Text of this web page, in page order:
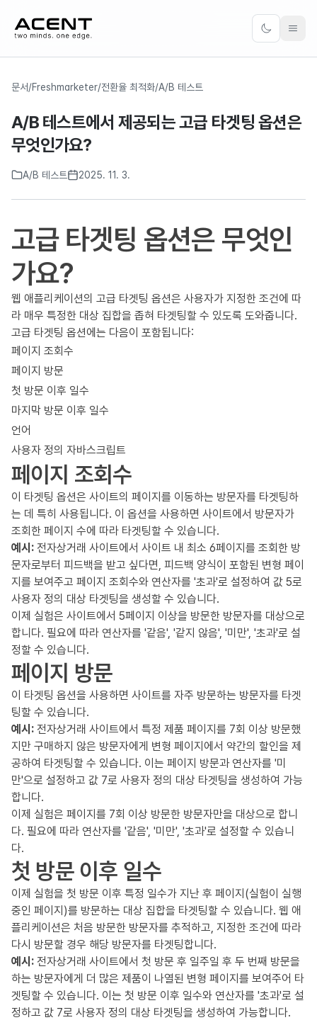
ACENT
Toggle
문서/Freshmarketer/전환율 최적화/A/B 테스트
A/B 테스트에서 제공되는 고급 타겟팅 옵션은
무엇인가요?
A/B 테스트 2025. 11. 3.
고급 타겟팅 옵션은 무엇인
가요?
웹 애플리케이션의 고급 타겟팅 옵션은 사용자가 지정한 조건에 따
라 매우 특정한 대상 집합을 좁혀 타겟팅할 수 있도록 도와줍니다.
고급 타겟팅 옵션에는 다음이 포함됩니다:
페이지 조회수
페이지 방문
첫 방문 이후 일수
마지막 방문 이후 일수
언어
사용자 정의 자바스크립트
페이지 조회수
이 타겟팅 옵션은 사이트의 페이지를 이동하는 방문자를 타겟팅하
는 데 특히 사용됩니다. 이 옵션을 사용하면 사이트에서 방문자가
조회한 페이지 수에 따라 타겟팅할 수 있습니다.
예시: 전자상거래 사이트에서 사이트 내 최소 6페이지를 조회한 방
문자로부터 피드백을 받고 싶다면, 피드백 양식이 포함된 변형 페이
지를 보여주고 페이지 조회수와 연산자를 '초과'로 설정하여 값 5로
사용자 정의 대상 타겟팅을 생성할 수 있습니다.
이제 실험은 사이트에서 5페이지 이상을 방문한 방문자를 대상으로
합니다. 필요에 따라 연산자를 '같음', '같지 않음', '미만', '초과'로 설
정할 수 있습니다.
페이지 방문
이 타겟팅 옵션을 사용하면 사이트를 자주 방문하는 방문자를 타겟
팅할 수 있습니다.
예시: 전자상거래 사이트에서 특정 제품 페이지를 7회 이상 방문했
지만 구매하지 않은 방문자에게 변형 페이지에서 약간의 할인을 제
공하여 타겟팅할 수 있습니다. 이는 페이지 방문과 연산자를 '미
만'으로 설정하고 값 7로 사용자 정의 대상 타겟팅을 생성하여 가능
합니다.
이제 실험은 페이지를 7회 이상 방문한 방문자만을 대상으로 합니
다. 필요에 따라 연산자를 '같음', '미만', '초과'로 설정할 수 있습니
다.
첫 방문 이후 일수
이제 실험을 첫 방문 이후 특정 일수가 지난 후 페이지(실험이 실행
중인 페이지)를 방문하는 대상 집합을 타겟팅할 수 있습니다. 웹 애
플리케이션은 처음 방문한 방문자를 추적하고, 지정한 조건에 따라
다시 방문할 경우 해당 방문자를 타겟팅합니다.
예시: 전자상거래 사이트에서 첫 방문 후 일주일 후 두 번째 방문을
하는 방문자에게 더 많은 제품이 나열된 변형 페이지를 보여주어 타
겟팅할 수 있습니다. 이는 첫 방문 이후 일수와 연산자를 '초과'로 설
정하고 값 7로 사용자 정의 대상 타겟팅을 생성하여 가능합니다.